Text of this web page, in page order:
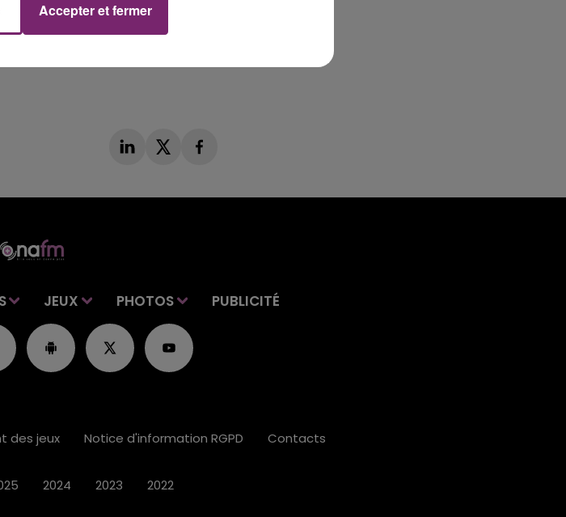
JEUX PHOTOS PUBLICITÉ
des jeux Notice d'information RGPD Contacts
2024 2023 2022
Accepter et fermer